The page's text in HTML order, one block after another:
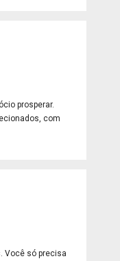
prosperar.
com
Você só precisa